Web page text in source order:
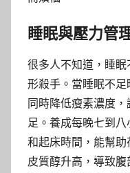
睡眠與壓力管
很多人不知道，睡
形殺手。當睡眠不足
同時降低瘦素濃度
足。養成每晚七到
和起床時間，能幫
皮質醇升高，導致